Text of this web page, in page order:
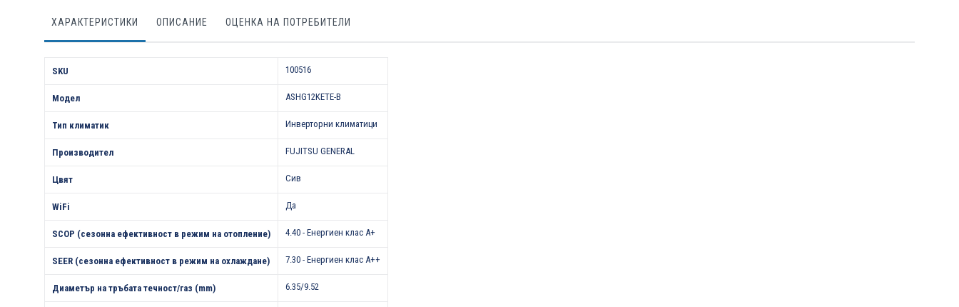
ХАРАКТЕРИСТИКИ ОПИСАНИЕ ОЦЕНКА НА ПОТРЕБИТЕЛИ
SKU
100516
Модел ASHG12KETE-B
Тип климатик Инверторни климатици
Производител FUJITSU GENERAL
Цвят Сив
WiFi Да
SCOP (сезонна ефективност в режим на отопление) 4.40 - Енергиен клас А+
SEER (сезонна ефективност в режим на охлаждане) 7.30 - Енергиен клас А++
Диаметър на тръбата течност/газ (mm) 6.35/9.52